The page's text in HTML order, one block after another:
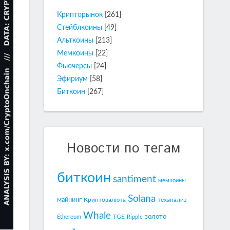
Крипторынок [261]
Стейблкоины [49]
Альткоины [213]
Мемкоины [22]
Фьючерсы [24]
Эфириум
[58]
Биткоин
[267]
Новости по тегам
биткоин santiment мемкоины
майнинг Криптовалюта Solana теханализ
Ethereum Whale TGE Ripple золото